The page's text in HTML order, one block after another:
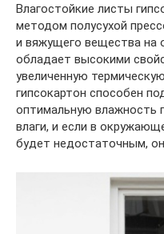
Влагостойкие листы
методом полусухой
и вяжущего вещества на
обладает высокими
увеличенную
гипсокартон способен
оптимальную влажность
влаги, и если в
будет недостаточным,